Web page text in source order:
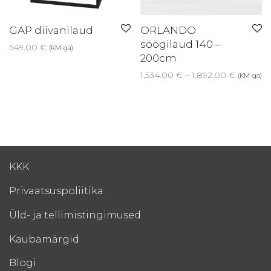
GAP diivanilaud
549.00 € (KM-ga)
ORLANDO
söögilaud 140 –
200cm
1,534.00 € – 1,892.00 €Price
(KM-ga)
KKK
Privaatsuspoliitika
Üld- ja tellimistingimused
Kaubamärgid
Blogi